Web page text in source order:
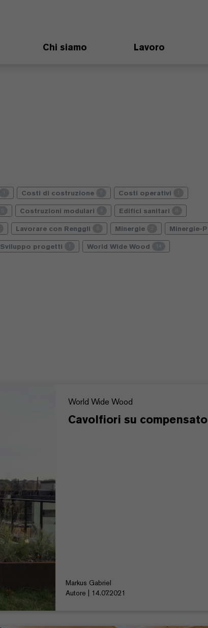
Chi siamo Lavoro
Costi di costruzione Costi operativi
Costruzioni modulari Edifici sanitari
Lavorare con Renggli Minergie Minergie-P
Sviluppo progetti World Wide Wood
World Wide Wood
Cavolfiori su compensato
Markus Gabriel
Autore | 14.07.2021